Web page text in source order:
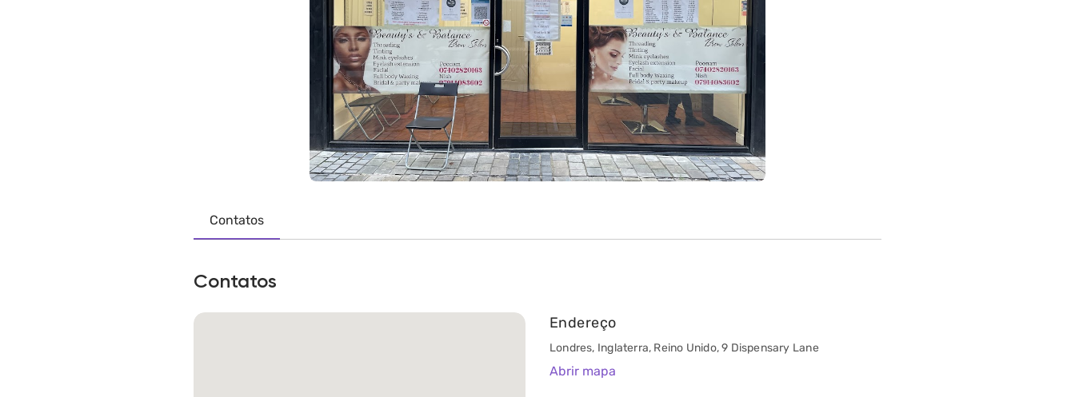
Contatos
Contatos
Endereço
Londres, Inglaterra, Reino Unido, 9 Dispensary Lane
Abrir mapa